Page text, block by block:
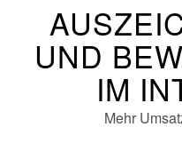
UND
IM
Mehr